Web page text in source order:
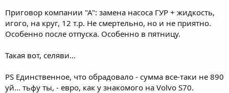
Приговор компании "А": замена насоса ГУР + жидкость,
игого, на круг, 12 т.р. Не смертельно, но и не приятно.
Особенно после отпуска. Особенно в пятницу.
Такая вот, селяви...
PS Единственное, что обрадовало - сумма все-таки не 890
уй... тьфу ты, - евро, как у знакомого на Volvo S70.